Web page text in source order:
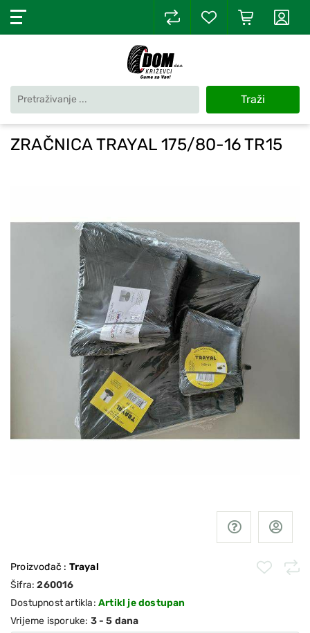
Traži
ZRAČNICA TRAYAL 175/80-16 TR15
Proizvođač : Trayal
Šifra:260016
Dostupnost artikla: Artikl je dostupan
Vrijeme isporuke: 3 - 5 dana